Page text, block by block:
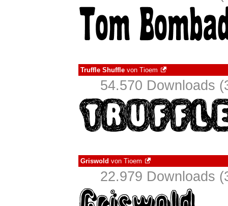
Truffle Shuffle von Tioem
54.570 Downloads
Griswold von Tioem
22.979 Downloads